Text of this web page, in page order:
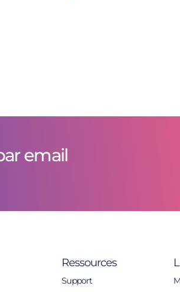
email
Ressources
Support